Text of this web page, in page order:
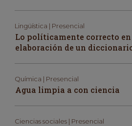
Lingüística | Presencial
Lo políticamente correcto
elaboración de un
Química | Presencial
Agua limpia a con ciencia
Ciencias sociales | Presencial